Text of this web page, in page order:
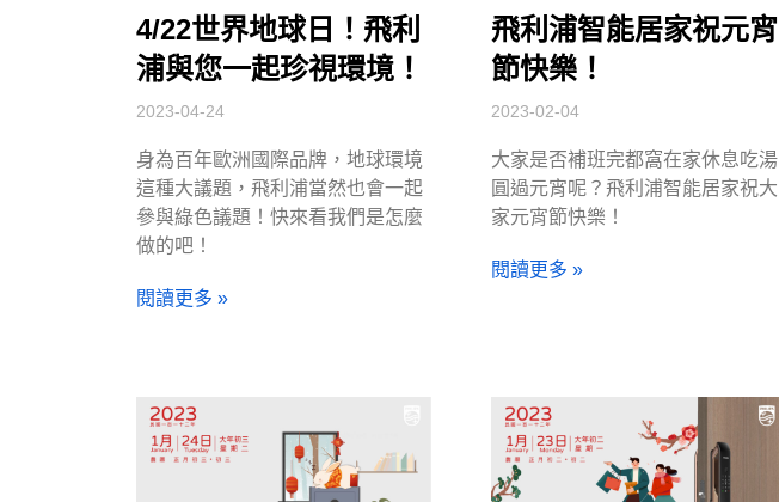
4/22世界地球日！飛利
浦與您一起珍視環境！
2023-04-24
身為百年歐洲國際品牌，地球環境
這種大議題，飛利浦當然也會一起
參與綠色議題！快來看我們是怎麼
做的吧！
閱讀更多 »
飛利浦智能居家祝元宵
節快樂！
2023-02-04
大家是否補班完都窩在家休息吃湯
圓過元宵呢？飛利浦智能居家祝大
家元宵節快樂！
閱讀更多 »